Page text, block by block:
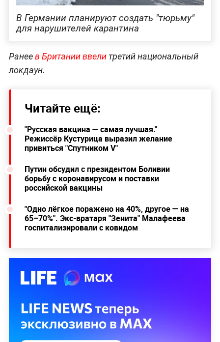
В Германии планируют создать "тюрьму"
для нарушителей карантина
Ранеев Британии ввелитретий национальный
локдаун.
Читайте ещё:
"Русская вакцина — самая лучшая."
Режиссёр Кустурица выразил желание
привиться "Спутником V"
Путин обсудил с президентом Боливии
борьбу с коронавирусом и поставки
российской вакцины
"Одно лёгкое поражено на 40%, другое — на
65–70%". Экс-вратаря "Зенита" Малафеева
госпитализировали с ковидом